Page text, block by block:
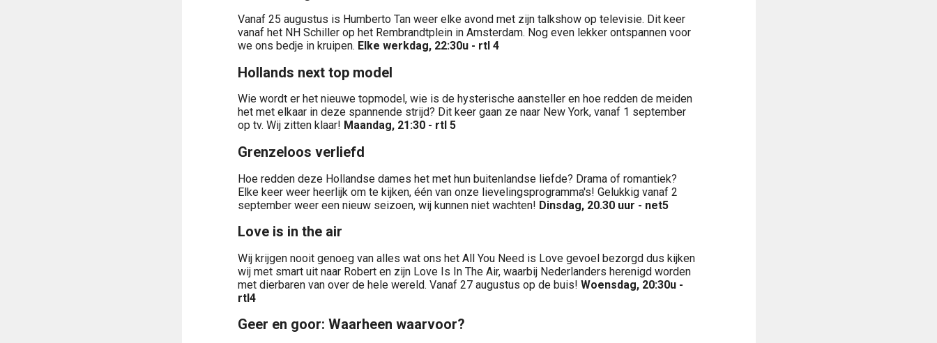
Vanaf 25 augustus is Humberto Tan weer elke avond met zijn talkshow op televisie. Dit keer
vanaf het NH Schiller op het Rembrandtplein in Amsterdam. Nog even lekker ontspannen voor
we ons bedje in kruipen. Elke werkdag, 22:30u - rtl 4
Hollands next top model
Wie wordt er het nieuwe topmodel, wie is de hysterische aansteller en hoe redden de meiden
het met elkaar in deze spannende strijd? Dit keer gaan ze naar New York, vanaf 1 september
op tv. Wij zitten klaar! Maandag, 21:30 - rtl 5
Grenzeloos verliefd
Hoe redden deze Hollandse dames het met hun buitenlandse liefde? Drama of romantiek?
Elke keer weer heerlijk om te kijken, één van onze lievelingsprogramma's! Gelukkig vanaf 2
september weer een nieuw seizoen, wij kunnen niet wachten! Dinsdag, 20.30 uur - net5
Love is in the air
Wij krijgen nooit genoeg van alles wat ons het All You Need is Love gevoel bezorgd dus kijken
wij met smart uit naar Robert en zijn Love Is In The Air, waarbij Nederlanders herenigd worden
met dierbaren van over de hele wereld. Vanaf 27 augustus op de buis! Woensdag, 20:30u -
rtl4
Geer en goor: Waarheen waarvoor?